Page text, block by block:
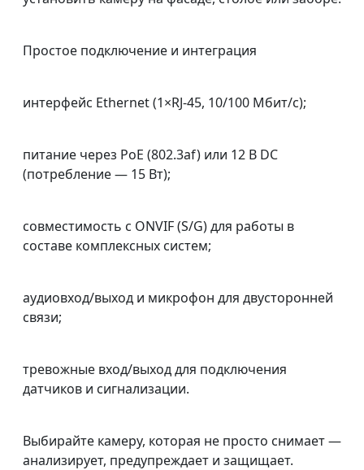
Простое подключение и интеграция
интерфейс Ethernet (1×RJ‑45, 10/100 Мбит/с);
питание через PoE (802.3af) или 12 В DC
(потребление — 15 Вт);
совместимость с ONVIF (S/G) для работы в
составе комплексных систем;
аудиовход/выход и микрофон для двусторонней
связи;
тревожные вход/выход для подключения
датчиков и сигнализации.
Выбирайте камеру, которая не просто снимает —
анализирует, предупреждает и защищает.